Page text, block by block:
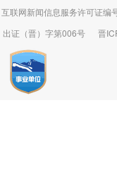
互联网新闻信息服务许可证编
出证（晋）字第006号
晋